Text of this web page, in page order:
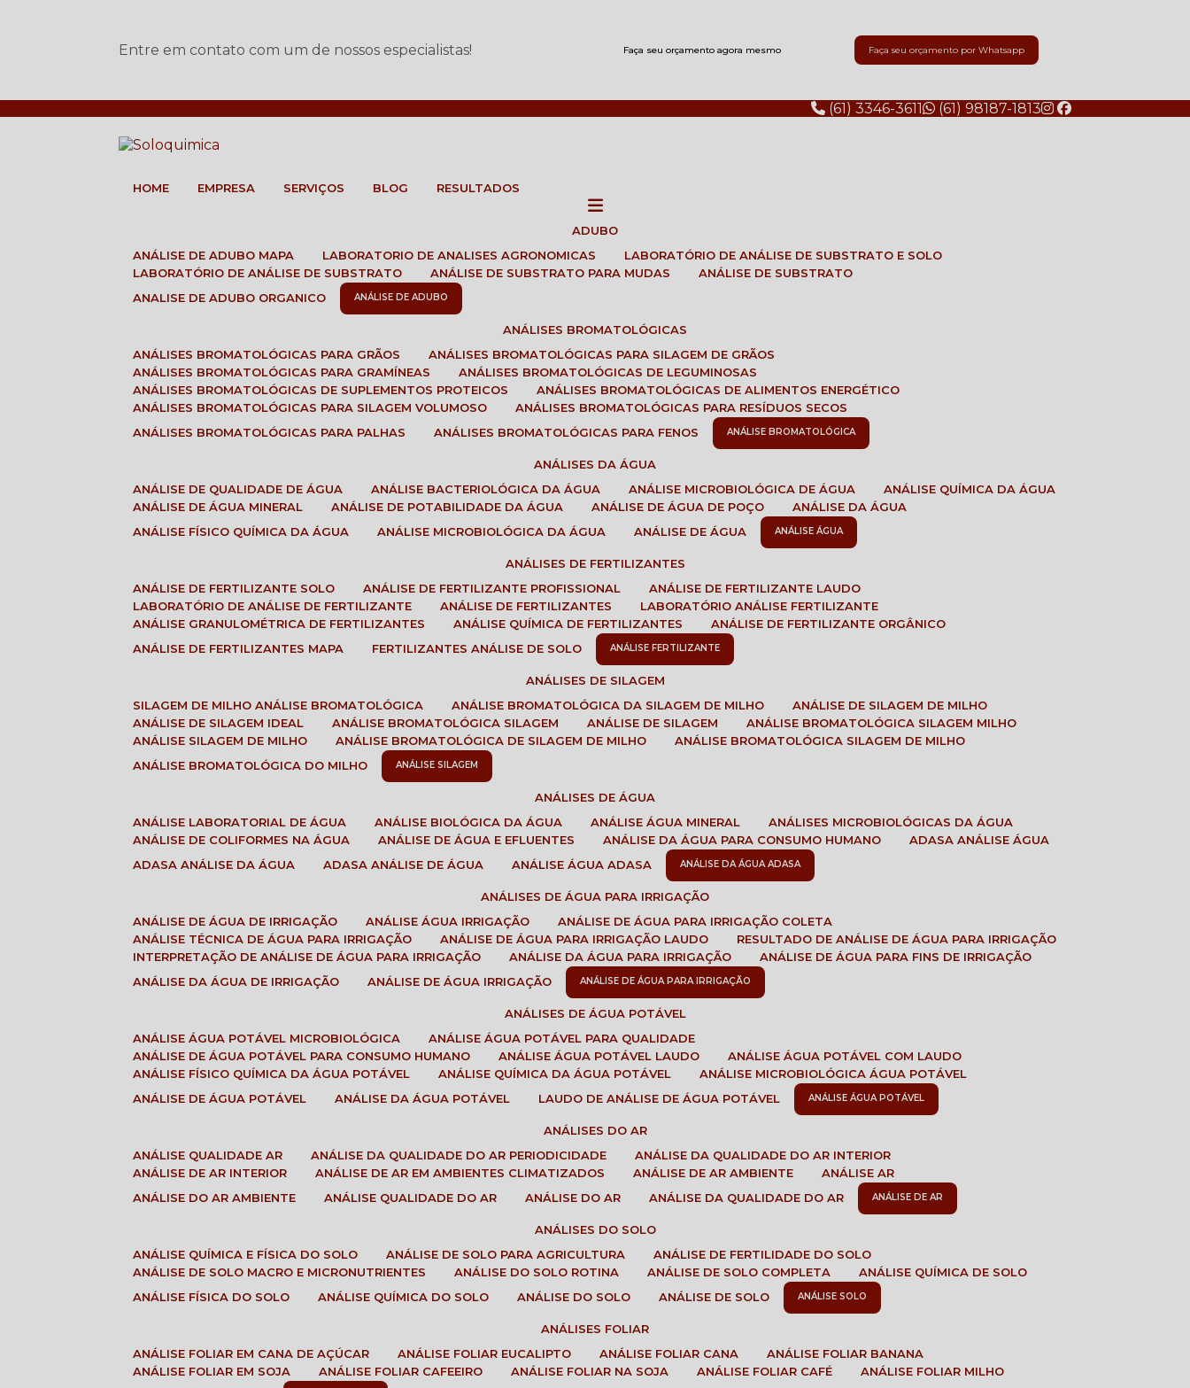
Entre em contato com um de nossos especialistas! Faça seu orçamento agora mesmo Faça seu orçamento por Whatsapp
(61) 3346-3611 (61) 98187-1813
HOME EMPRESA SERVIÇOS BLOG RESULTADOS
ADUBO
ANÁLISE DE ADUBO MAPA
LABORATORIO DE ANALISES AGRONOMICAS
LABORATÓRIO DE ANÁLISE DE SUBSTRATO E SOLO
LABORATÓRIO DE ANÁLISE DE SUBSTRATO
ANÁLISE DE SUBSTRATO PARA MUDAS
ANÁLISE DE SUBSTRATO
ANALISE DE ADUBO ORGANICO
ANÁLISE DE ADUBO
ANÁLISES BROMATOLÓGICAS
ANÁLISES BROMATOLÓGICAS PARA GRÃOS
ANÁLISES BROMATOLÓGICAS PARA SILAGEM DE GRÃOS
ANÁLISES BROMATOLÓGICAS PARA GRAMÍNEAS
ANÁLISES BROMATOLÓGICAS DE LEGUMINOSAS
ANÁLISES BROMATOLÓGICAS DE SUPLEMENTOS PROTEICOS
ANÁLISES BROMATOLÓGICAS DE ALIMENTOS ENERGÉTICO
ANÁLISES BROMATOLÓGICAS PARA SILAGEM VOLUMOSO
ANÁLISES BROMATOLÓGICAS PARA RESÍDUOS SECOS
ANÁLISES BROMATOLÓGICAS PARA PALHAS
ANÁLISES BROMATOLÓGICAS PARA FENOS ANÁLISE BROMATOLÓGICA
ANÁLISES DA ÁGUA
ANÁLISE DE QUALIDADE DE ÁGUA
ANÁLISE BACTERIOLÓGICA DA ÁGUA ANÁLISE MICROBIOLÓGICA DE ÁGUA
ANÁLISE QUÍMICA DA ÁGUA
ANÁLISE DE ÁGUA MINERAL
ANÁLISE DE POTABILIDADE DA ÁGUA ANÁLISE DE ÁGUA DE POÇO
ANÁLISE DA ÁGUA
ANÁLISE FÍSICO QUÍMICA DA ÁGUA
ANÁLISE MICROBIOLÓGICA DA ÁGUA ANÁLISE DE ÁGUA ANÁLISE ÁGUA
ANÁLISES DE FERTILIZANTES
ANÁLISE DE FERTILIZANTE SOLO
ANÁLISE DE FERTILIZANTE PROFISSIONAL
ANÁLISE DE FERTILIZANTE LAUDO
LABORATÓRIO DE ANÁLISE DE FERTILIZANTE
ANÁLISE DE FERTILIZANTES
LABORATÓRIO ANÁLISE FERTILIZANTE
ANÁLISE GRANULOMÉTRICA DE FERTILIZANTES
ANÁLISE QUÍMICA DE FERTILIZANTES
ANÁLISE DE FERTILIZANTE ORGÂNICO
ANÁLISE DE FERTILIZANTES MAPA
FERTILIZANTES ANÁLISE DE SOLO ANÁLISE FERTILIZANTE
ANÁLISES DE SILAGEM
SILAGEM DE MILHO ANÁLISE BROMATOLÓGICA
ANÁLISE BROMATOLÓGICA DA SILAGEM DE MILHO
ANÁLISE DE SILAGEM DE MILHO
ANÁLISE DE SILAGEM IDEAL
ANÁLISE BROMATOLÓGICA SILAGEM ANÁLISE DE SILAGEM
ANÁLISE BROMATOLÓGICA SILAGEM MILHO
ANÁLISE SILAGEM DE MILHO
ANÁLISE BROMATOLÓGICA DE SILAGEM DE MILHO
ANÁLISE BROMATOLÓGICA SILAGEM DE MILHO
ANÁLISE BROMATOLÓGICA DO MILHO
ANÁLISE SILAGEM
ANÁLISES DE ÁGUA
ANÁLISE LABORATORIAL DE ÁGUA
ANÁLISE BIOLÓGICA DA ÁGUA ANÁLISE ÁGUA MINERAL
ANÁLISES MICROBIOLÓGICAS DA ÁGUA
ANÁLISE DE COLIFORMES NA ÁGUA
ANÁLISE DE ÁGUA E EFLUENTES ANÁLISE DA ÁGUA PARA CONSUMO HUMANO
ADASA ANÁLISE ÁGUA
ADASA ANÁLISE DA ÁGUA
ADASA ANÁLISE DE ÁGUA ANÁLISE ÁGUA ADASA ANÁLISE DA ÁGUA ADASA
ANÁLISES DE ÁGUA PARA IRRIGAÇÃO
ANÁLISE DE ÁGUA DE IRRIGAÇÃO
ANÁLISE ÁGUA IRRIGAÇÃO
ANÁLISE DE ÁGUA PARA IRRIGAÇÃO COLETA
ANÁLISE TÉCNICA DE ÁGUA PARA IRRIGAÇÃO
ANÁLISE DE ÁGUA PARA IRRIGAÇÃO LAUDO
RESULTADO DE ANÁLISE DE ÁGUA PARA IRRIGAÇÃO
INTERPRETAÇÃO DE ANÁLISE DE ÁGUA PARA IRRIGAÇÃO
ANÁLISE DA ÁGUA PARA IRRIGAÇÃO
ANÁLISE DE ÁGUA PARA FINS DE IRRIGAÇÃO
ANÁLISE DA ÁGUA DE IRRIGAÇÃO
ANÁLISE DE ÁGUA IRRIGAÇÃO ANÁLISE DE ÁGUA PARA IRRIGAÇÃO
ANÁLISES DE ÁGUA POTÁVEL
ANÁLISE ÁGUA POTÁVEL MICROBIOLÓGICA
ANÁLISE ÁGUA POTÁVEL PARA QUALIDADE
ANÁLISE DE ÁGUA POTÁVEL PARA CONSUMO HUMANO
ANÁLISE ÁGUA POTÁVEL LAUDO
ANÁLISE ÁGUA POTÁVEL COM LAUDO
ANÁLISE FÍSICO QUÍMICA DA ÁGUA POTÁVEL
ANÁLISE QUÍMICA DA ÁGUA POTÁVEL
ANÁLISE MICROBIOLÓGICA ÁGUA POTÁVEL
ANÁLISE DE ÁGUA POTÁVEL
ANÁLISE DA ÁGUA POTÁVEL LAUDO DE ANÁLISE DE ÁGUA POTÁVEL ANÁLISE ÁGUA POTÁVEL
ANÁLISES DO AR
ANÁLISE QUALIDADE AR
ANÁLISE DA QUALIDADE DO AR PERIODICIDADE
ANÁLISE DA QUALIDADE DO AR INTERIOR
ANÁLISE DE AR INTERIOR
ANÁLISE DE AR EM AMBIENTES CLIMATIZADOS ANÁLISE DE AR AMBIENTE
ANÁLISE AR
ANÁLISE DO AR AMBIENTE
ANÁLISE QUALIDADE DO AR ANÁLISE DO AR ANÁLISE DA QUALIDADE DO AR ANÁLISE DE AR
ANÁLISES DO SOLO
ANÁLISE QUÍMICA E FÍSICA DO SOLO
ANÁLISE DE SOLO PARA AGRICULTURA
ANÁLISE DE FERTILIDADE DO SOLO
ANÁLISE DE SOLO MACRO E MICRONUTRIENTES
ANÁLISE DO SOLO ROTINA ANÁLISE DE SOLO COMPLETA
ANÁLISE QUÍMICA DE SOLO
ANÁLISE FÍSICA DO SOLO
ANÁLISE QUÍMICA DO SOLO ANÁLISE DO SOLO ANÁLISE DE SOLO ANÁLISE SOLO
ANÁLISES FOLIAR
ANÁLISE FOLIAR EM CANA DE AÇÚCAR
ANÁLISE FOLIAR EUCALIPTO ANÁLISE FOLIAR CANA
ANÁLISE FOLIAR BANANA
ANÁLISE FOLIAR EM SOJA
ANÁLISE FOLIAR CAFEEIRO ANÁLISE FOLIAR NA SOJA ANÁLISE FOLIAR CAFÉ
ANÁLISE FOLIAR MILHO